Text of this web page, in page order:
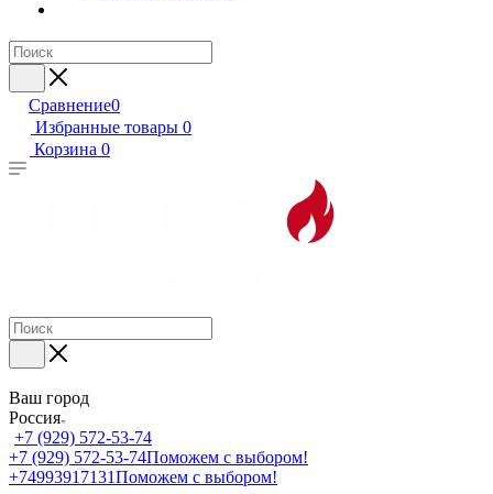
Сравнение0
Избранные товары 0
Корзина 0
Ваш город
Россия
+7 (929) 572-53-74
+7 (929) 572-53-74Поможем с выбором!
+74993917131Поможем с выбором!